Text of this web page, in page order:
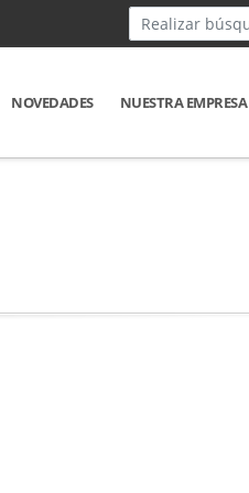
NOVEDADES NUESTRA EMPRESA